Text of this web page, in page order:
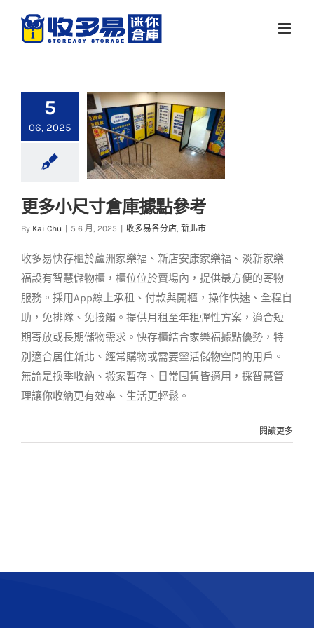
5
06, 2025
更多小尺寸倉庫據點
收多易各分店 新北市
更多小尺寸倉庫據點參考
By Kai Chu 5 6 月, 2025 收多易各分店, 新北市
收多易快存櫃於蘆洲家樂福、新店安康家樂福、淡新家樂
福設有智慧儲物櫃，櫃位位於賣場內，提供最方便的寄物
服務。採用App線上承租、付款與開櫃，操作快速、全程自
助，免排隊、免接觸。提供月租至年租彈性方案，適合短
期寄放或長期儲物需求。快存櫃結合家樂福據點優勢，特
別適合居住新北、經常購物或需要靈活儲物空間的用戶。
無論是換季收納、搬家暫存、日常囤貨皆適用，採智慧管
理讓你收納更有效率、生活更輕鬆。
閱讀更多